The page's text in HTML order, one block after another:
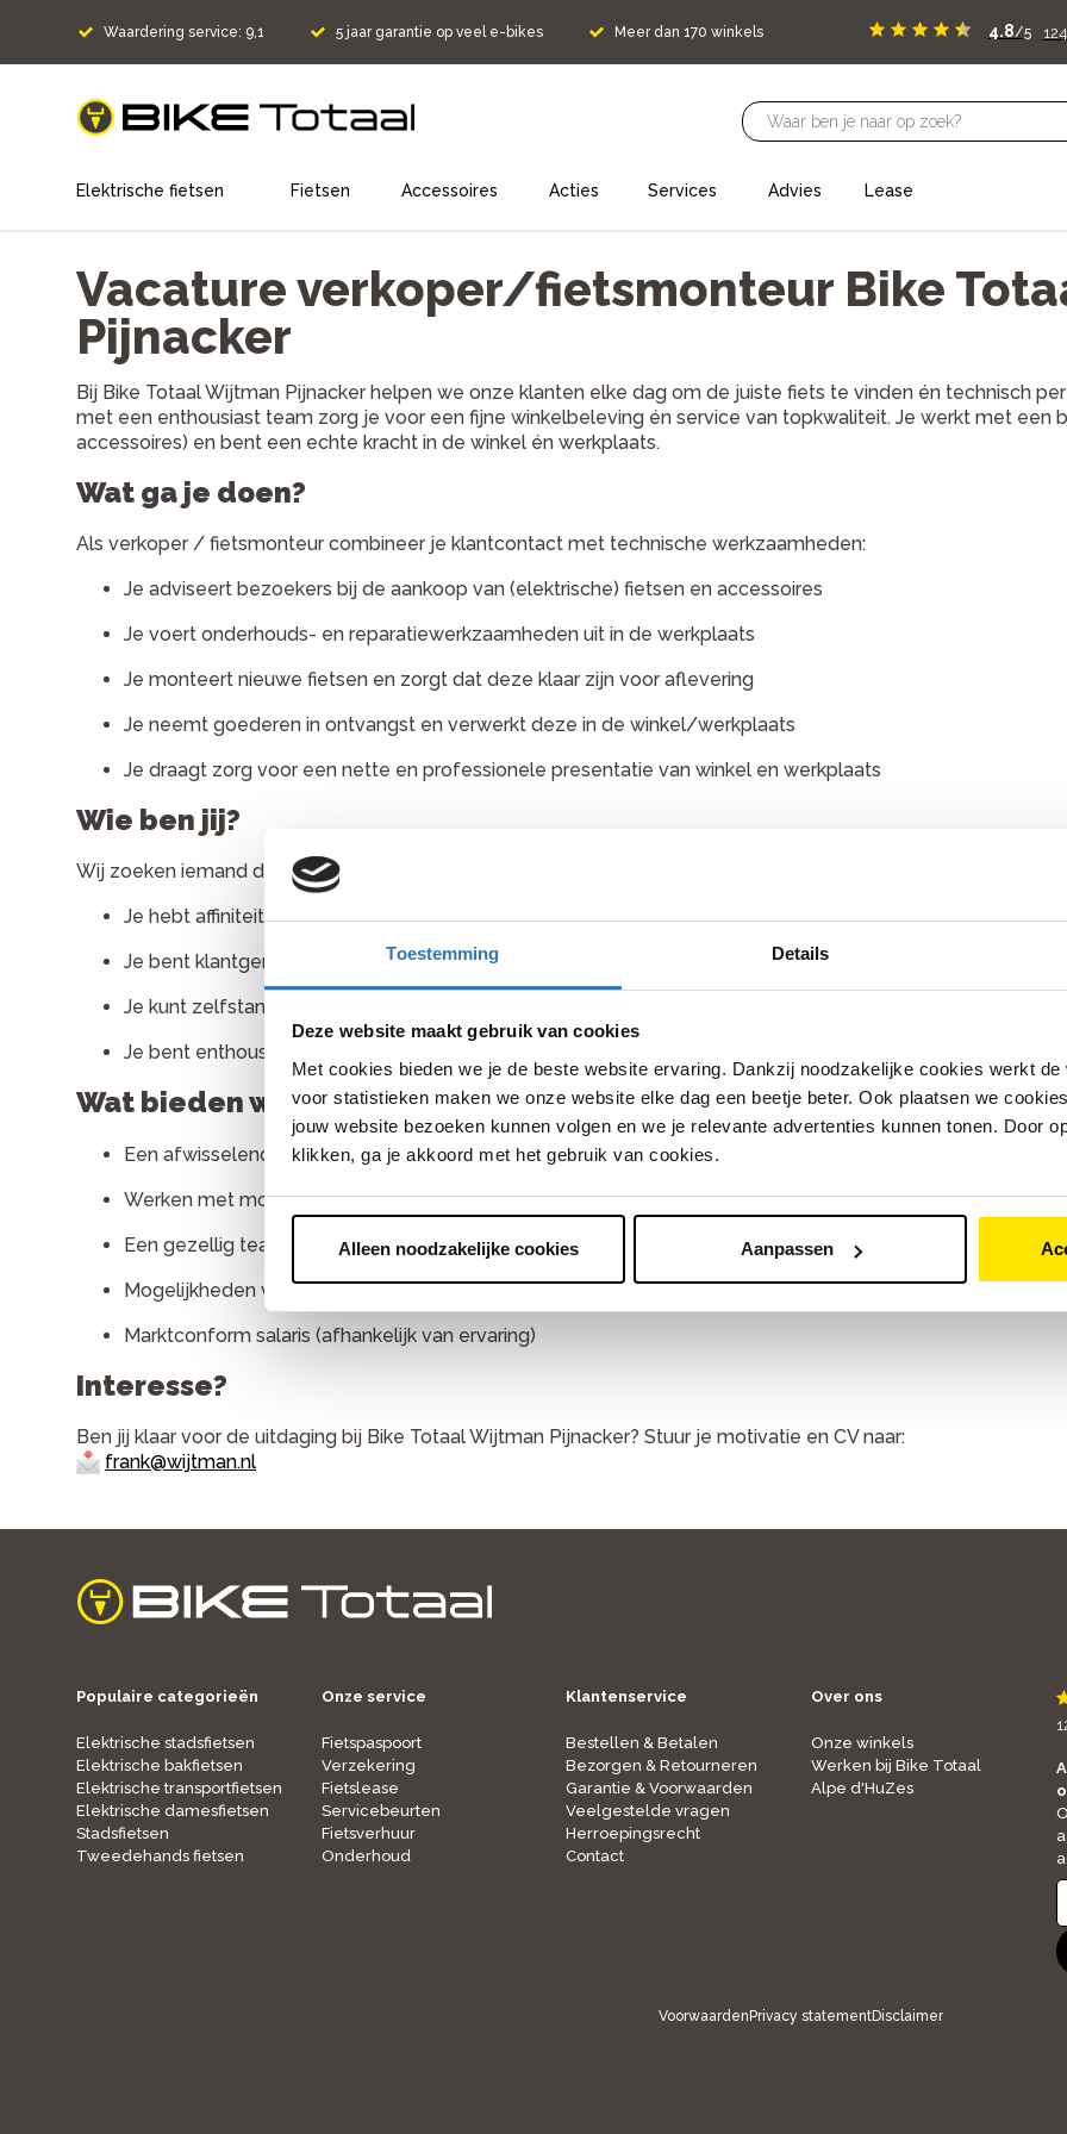
Toestemming Details
Deze website maakt gebruik van cookies
Met cookies bieden we je de beste website ervaring. Dankzij noodzakelijke cookies werkt
voor statistieken maken we onze website elke dag een beetje beter. Ook plaatsen we
jouw website bezoeken kunnen volgen en we je relevante advertenties kunnen tonen. Door
klikken, ga je akkoord met het gebruik van cookies.
Alleen noodzakelijke cookies Aanpassen
Waardering service: 9,1 5 jaar garantie op veel e-bikes Meer dan 170 winkels 4.8/5
home
Elektrische fietsen Fietsen Accessoires Acties Services Advies Lease
Vacature verkoper/fietsmonteur Bike
Pijnacker
Bij Bike Totaal Wijtman Pijnacker helpen we onze klanten elke dag om de juiste fiets te vinden én technisch
met een enthousiast team zorg je voor een fijne winkelbeleving én service van topkwaliteit. Je werkt met een
accessoires) en bent een echte kracht in de winkel én werkplaats.
Wat ga je doen?
Als verkoper / fietsmonteur combineer je klantcontact met technische werkzaamheden:
Je adviseert bezoekers bij de aankoop van (elektrische) fietsen en accessoires
Je voert onderhouds- en reparatiewerkzaamheden uit in de werkplaats
Je monteert nieuwe fietsen en zorgt dat deze klaar zijn voor aflevering
Je neemt goederen in ontvangst en verwerkt deze in de winkel/werkplaats
Je draagt zorg voor een nette en professionele presentatie van winkel en werkplaats
Wie ben jij?
Wij zoeken iemand die:
Je hebt affiniteit met fietsen en techniek
Je bent klantgericht en communicatief sterk;
Je kunt zelfstandig én in teamverband werken;
Je bent enthousiast, stressbestendig en hebt een positieve instelling.
Wat bieden wij jou?
Een afwisselende functie in een dynamische fietsomgeving
Werken met mooie producten en moderne e-bikes
Een gezellig team waarin je veel kunt leren
Mogelijkheden voor ontwikkeling binnen de Bike Totaal formule
Marktconform salaris (afhankelijk van ervaring)
Interesse?
Ben jij klaar voor de uitdaging bij Bike Totaal Wijtman Pijnacker? Stuur je motivatie en CV naar:
frank@wijtman.nl
home
Populaire categorieën
Elektrische stadsfietsen
Elektrische bakfietsen
Elektrische transportfietsen
Elektrische damesfietsen
Stadsfietsen
Tweedehands fietsen
Onze service
Fietspaspoort
Verzekering
Fietslease
Servicebeurten
Fietsverhuur
Onderhoud
Klantenservice
Bestellen & Betalen
Bezorgen & Retourneren
Garantie & Voorwaarden
Veelgestelde vragen
Herroepingsrecht
Contact
Over ons
Onze winkels
Werken bij Bike Totaal
Alpe d'HuZes
Voorwaarden Privacy statementDisclaimer